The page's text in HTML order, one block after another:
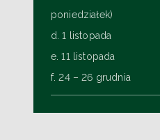
poniedziałek)
d. 1 listopada
e. 11 listopada
f. 24 – 26 grudnia